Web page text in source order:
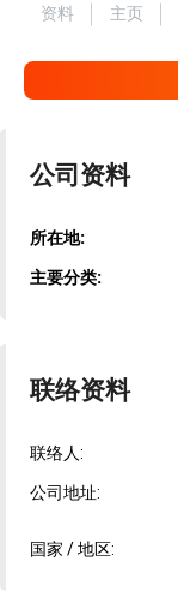
资料 主页
公司资料
所在地:
主要分类:
联络资料
联络人:
公司地址:
国家 / 地区: